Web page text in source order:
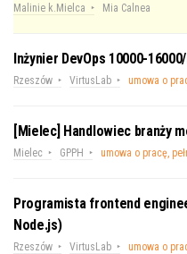
Malinie k.Mielca Mia Calnea
Inżynier DevOps 10000-
Rzeszów VirtusLab umowa o
[Mielec] Handlowiec branży
Mielec GPPH umowa o pracę,
Programista frontend
Node.js)
Rzeszów VirtusLab umowa o